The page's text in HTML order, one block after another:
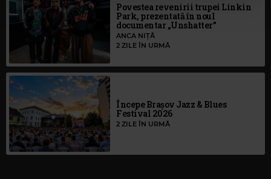
Povestea revenirii trupei Linkin
Park, prezentată în noul
documentar „Unshatter”
ANCA NIȚĂ
2 ZILE ÎN URMĂ
Începe Brașov Jazz & Blues
Festival 2026
2 ZILE ÎN URMĂ